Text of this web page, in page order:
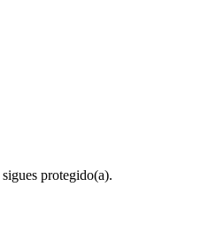
protegido(a).